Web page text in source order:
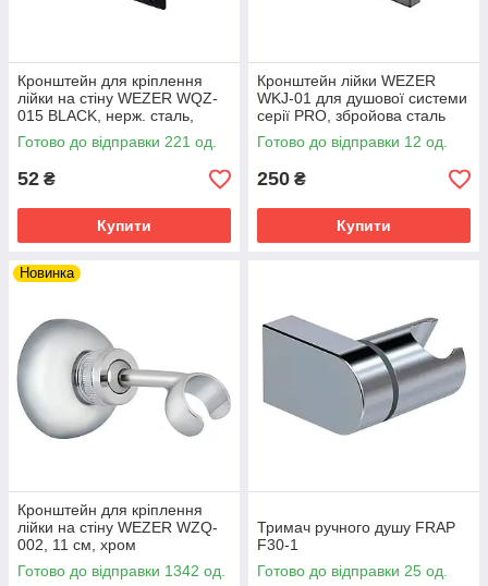
Кронштейн для кріплення
лійки на стіну WEZER WQZ-
015 BLACK, нерж. сталь,
чорний
Готово до відправки 221 од.
52 ₴
Купити
Кронштейн лійки WEZER
WKJ-01 для душової системи
серії PRO, збройова сталь
Готово до відправки 12 од.
250 ₴
Купити
Новинка
Кронштейн для кріплення
лійки на стіну WEZER WZQ-
002, 11 см, хром
Готово до відправки 1342 од.
Тримач ручного душу FRAP
F30-1
Готово до відправки 25 од.